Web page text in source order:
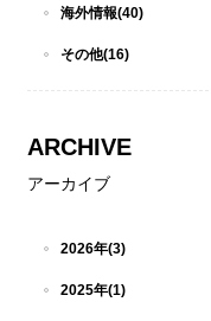
海外情報(40)
その他(16)
ARCHIVE
アーカイブ
2026年(3)
2025年(1)